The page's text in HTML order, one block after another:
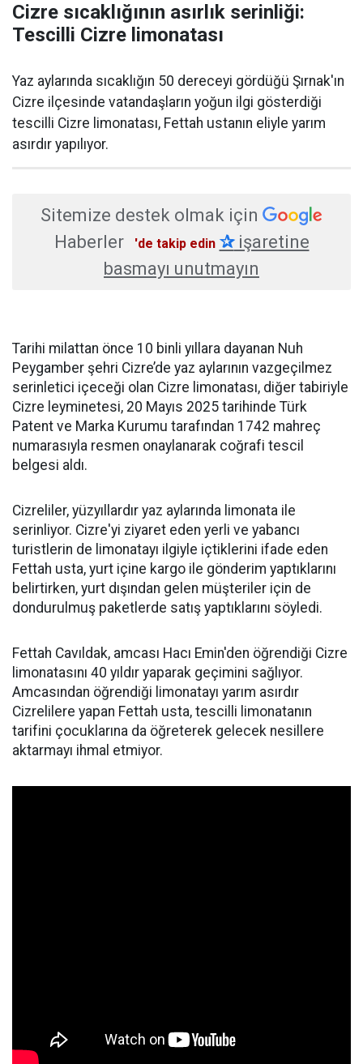
Cizre sıcaklığının asırlık serinliği:
Tescilli Cizre limonatası
Yaz aylarında sıcaklığın 50 dereceyi gördüğü Şırnak'ın
Cizre ilçesinde vatandaşların yoğun ilgi gösterdiği
tescilli Cizre limonatası, Fettah ustanın eliyle yarım
asırdır yapılıyor.
Sitemize destek olmak için
Haberler
'de takip edin ✰işaretine
basmayı unutmayın
Tarihi milattan önce 10 binli yıllara dayanan Nuh
Peygamber şehri Cizre’de yaz aylarının vazgeçilmez
serinletici içeceği olan Cizre limonatası, diğer tabiriyle
Cizre leyminetesi, 20 Mayıs 2025 tarihinde Türk
Patent ve Marka Kurumu tarafından 1742 mahreç
numarasıyla resmen onaylanarak coğrafi tescil
belgesi aldı.
Cizreliler, yüzyıllardır yaz aylarında limonata ile
serinliyor. Cizre'yi ziyaret eden yerli ve yabancı
turistlerin de limonatayı ilgiyle içtiklerini ifade eden
Fettah usta, yurt içine kargo ile gönderim yaptıklarını
belirtirken, yurt dışından gelen müşteriler için de
dondurulmuş paketlerde satış yaptıklarını söyledi.
Fettah Cavıldak, amcası Hacı Emin'den öğrendiği Cizre
limonatasını 40 yıldır yaparak geçimini sağlıyor.
Amcasından öğrendiği limonatayı yarım asırdır
Cizrelilere yapan Fettah usta, tescilli limonatanın
tarifini çocuklarına da öğreterek gelecek nesillere
aktarmayı ihmal etmiyor.